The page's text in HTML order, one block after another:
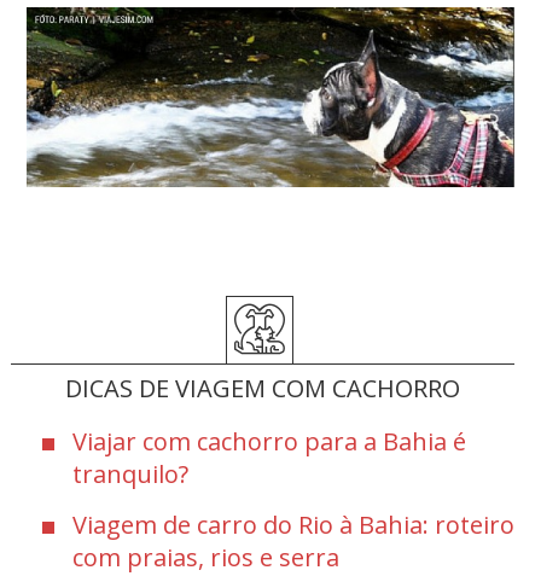
DICAS DE VIAGEM COM CACHORRO
Viajar com cachorro para a Bahia é
tranquilo?
Viagem de carro do Rio à Bahia: roteiro
com praias, rios e serra